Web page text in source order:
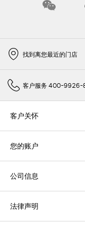
找到离您最近的门店
客户服务 400-9926-
客户关怀
您的账户
公司信息
法律声明